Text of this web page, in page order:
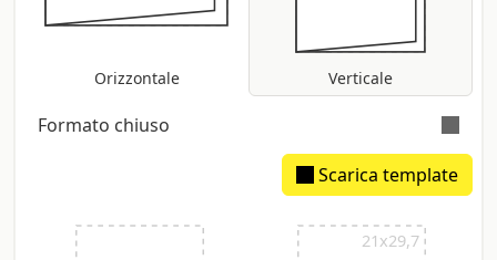
Orizzontale Verticale
Formato chiuso
Scarica template
Dorsetto stimato: 3,05 mm
21x29,7